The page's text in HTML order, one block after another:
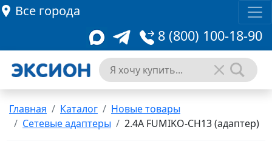
Все города
8 (800) 100-18-90
Главная Каталог
Новые товары
Сетевые адаптеры
2.4A FUMIKO-CH13 (адаптер)